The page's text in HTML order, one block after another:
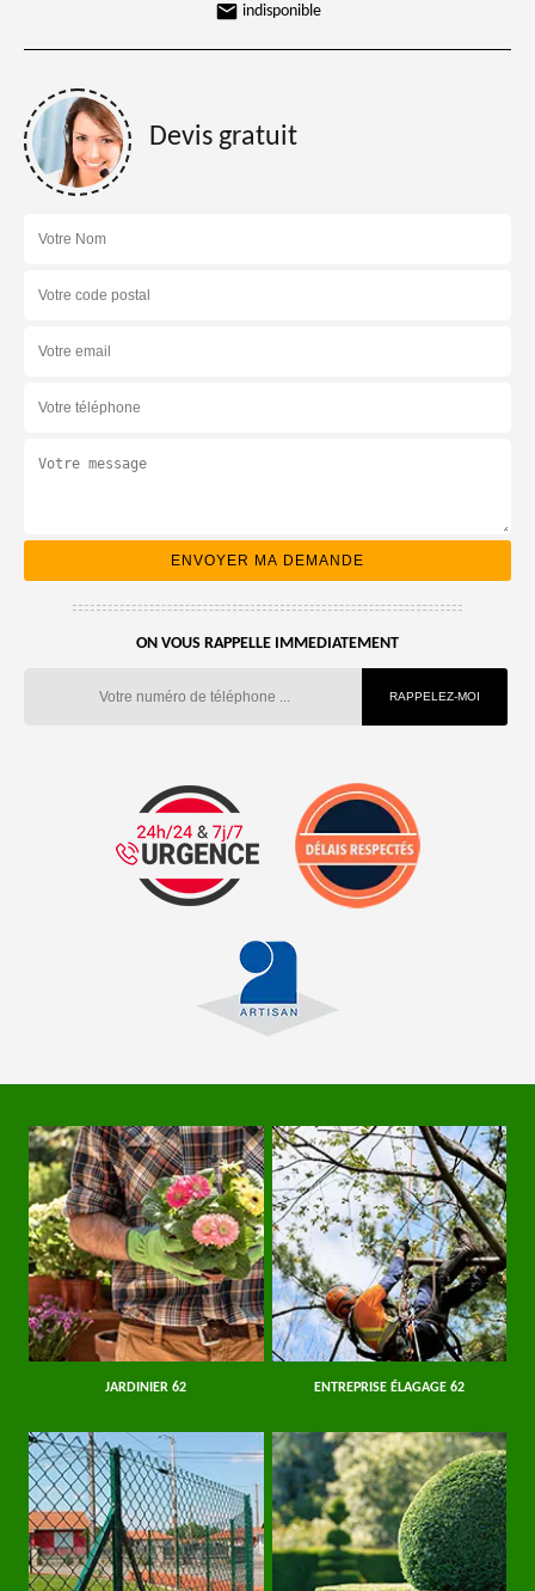
indisponible
Devis gratuit
ON VOUS RAPPELLE IMMEDIATEMENT
JARDINIER 62 ENTREPRISE ÉLAGAGE 62